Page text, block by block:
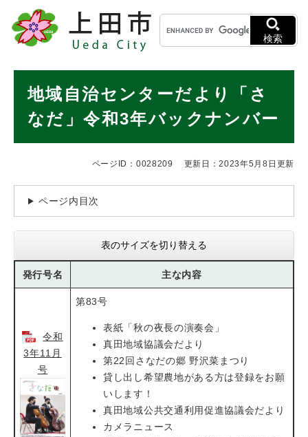
メニューを飛ばして本文へ
キ
ー
ワ
検
検索
地域自治センターだより「さ
なだ」令和3年バックナンバー
ページID：0028209 更新日：2023年5月8日更新
ページ内目次
表のサイズを切り替える
発行号名 主な内容
令和
3年11月
号
第83号
表紙「秋の夜長の演奏会」
真田地域協議会だより
第22回さなだの郷 野沢菜まつり
貸し出し希望農地がある方は登録をお願
いします！
真田地域公共交通利用促進協議会だより
カメラニュース